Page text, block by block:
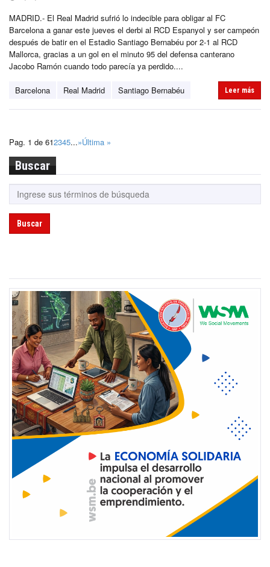
MADRID.- El Real Madrid sufrió lo indecible para obligar al FC
Barcelona a ganar este jueves el derbi al RCD Espanyol y ser campeón
después de batir en el Estadio Santiago Bernabéu por 2-1 al RCD
Mallorca, gracias a un gol en el minuto 95 del defensa canterano
Jacobo Ramón cuando todo parecía ya perdido....
Barcelona Real Madrid Santiago Bernabéu Leer más
Pag. 1 de 612345...»Última »
Buscar
Buscar